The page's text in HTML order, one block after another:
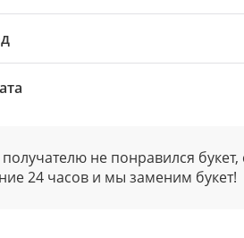
получателю не понравился
24 часов и мы заменим букет!